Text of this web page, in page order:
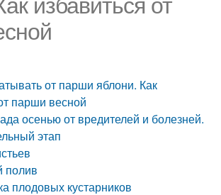
избавиться от
от парши яблони. Как
парши весной
осенью от вредителей и болезней.
этап
полив
плодовых кустарников